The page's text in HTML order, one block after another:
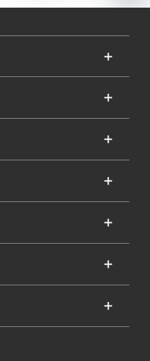
＋
＋
＋
＋
＋
＋
＋